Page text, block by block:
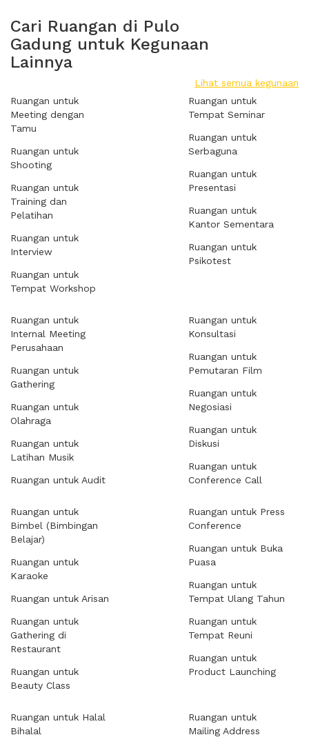
Cari Ruangan di Pulo
Gadung untuk Kegunaan
Lainnya
Lihat semua kegunaan
Ruangan untuk
Meeting dengan
Tamu
Ruangan untuk
Shooting
Ruangan untuk
Training dan
Pelatihan
Ruangan untuk
Interview
Ruangan untuk
Tempat Workshop
Ruangan untuk
Tempat Seminar
Ruangan untuk
Serbaguna
Ruangan untuk
Presentasi
Ruangan untuk
Kantor Sementara
Ruangan untuk
Psikotest
Ruangan untuk
Internal Meeting
Perusahaan
Ruangan untuk
Gathering
Ruangan untuk
Olahraga
Ruangan untuk
Latihan Musik
Ruangan untuk Audit
Ruangan untuk
Konsultasi
Ruangan untuk
Pemutaran Film
Ruangan untuk
Negosiasi
Ruangan untuk
Diskusi
Ruangan untuk
Conference Call
Ruangan untuk
Bimbel (Bimbingan
Belajar)
Ruangan untuk
Karaoke
Ruangan untuk Arisan
Ruangan untuk
Gathering di
Restaurant
Ruangan untuk
Beauty Class
Ruangan untuk Press
Conference
Ruangan untuk Buka
Puasa
Ruangan untuk
Tempat Ulang Tahun
Ruangan untuk
Tempat Reuni
Ruangan untuk
Product Launching
Ruangan untuk Halal
Bihalal
Ruangan untuk
Mailing Address